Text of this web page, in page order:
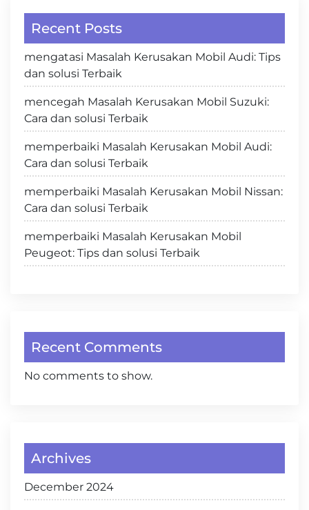
Recent Posts
mengatasi Masalah Kerusakan Mobil Audi: Tips
dan solusi Terbaik
mencegah Masalah Kerusakan Mobil Suzuki:
Cara dan solusi Terbaik
memperbaiki Masalah Kerusakan Mobil Audi:
Cara dan solusi Terbaik
memperbaiki Masalah Kerusakan Mobil Nissan:
Cara dan solusi Terbaik
memperbaiki Masalah Kerusakan Mobil
Peugeot: Tips dan solusi Terbaik
Recent Comments
No comments to show.
Archives
December 2024